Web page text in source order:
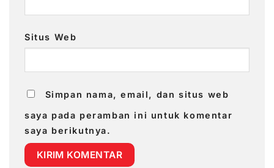
Situs Web
Simpan nama, email, dan situs web
saya pada peramban ini untuk komentar
saya berikutnya.